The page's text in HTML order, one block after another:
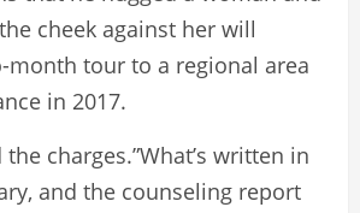
cheek against her will
month tour to a regional area
in 2017.
charges.”What’s written in
and the counseling report